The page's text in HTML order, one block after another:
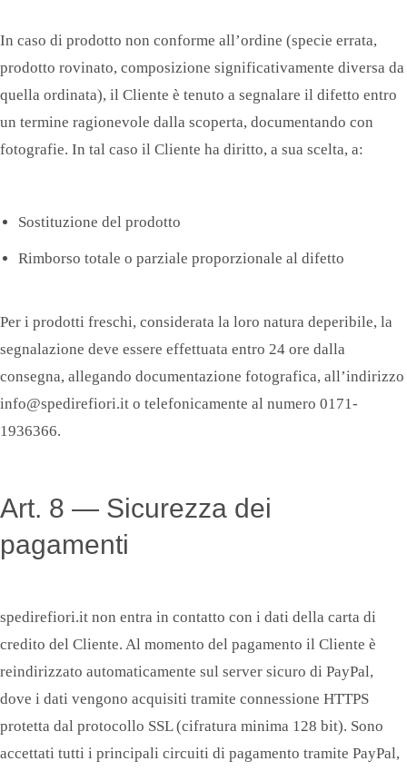
In caso di prodotto non conforme all’ordine (specie errata,
prodotto rovinato, composizione significativamente diversa da
quella ordinata), il Cliente è tenuto a segnalare il difetto entro
un termine ragionevole dalla scoperta, documentando con
fotografie. In tal caso il Cliente ha diritto, a sua scelta, a:
Sostituzione del prodotto
Rimborso totale o parziale proporzionale al difetto
Per i prodotti freschi, considerata la loro natura deperibile, la
segnalazione deve essere effettuata entro 24 ore dalla
consegna, allegando documentazione fotografica, all’indirizzo
info@spedirefiori.it o telefonicamente al numero 0171-
1936366.
Art. 8 — Sicurezza dei
pagamenti
spedirefiori.it non entra in contatto con i dati della carta di
credito del Cliente. Al momento del pagamento il Cliente è
reindirizzato automaticamente sul server sicuro di PayPal,
dove i dati vengono acquisiti tramite connessione HTTPS
protetta dal protocollo SSL (cifratura minima 128 bit). Sono
accettati tutti i principali circuiti di pagamento tramite PayPal,